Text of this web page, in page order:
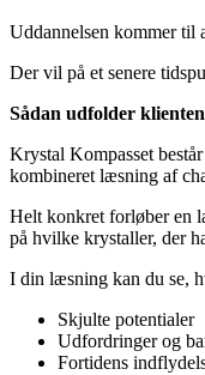
Uddannelsen kommer til
Der vil på et senere
Sådan udfolder
Krystal Kompasset
kombineret læsning af
Helt konkret forløber en
på hvilke krystaller, der
I din læsning kan du se,
Skjulte potentialer
Udfordringer og
Fortidens